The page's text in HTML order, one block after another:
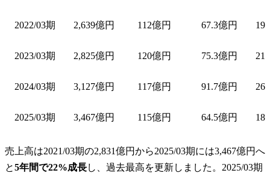
2022/03期 2,639億円 112億円 67.3億円
2023/03期 2,825億円 120億円 75.3億円
2024/03期 3,127億円 117億円 91.7億円
2025/03期 3,467億円 115億円 64.5億円
売上高は2021/03期の2,831億円から2025/03期には3,467億円へ
と5年間で22%成長し、過去最高を更新しました。2025/03期